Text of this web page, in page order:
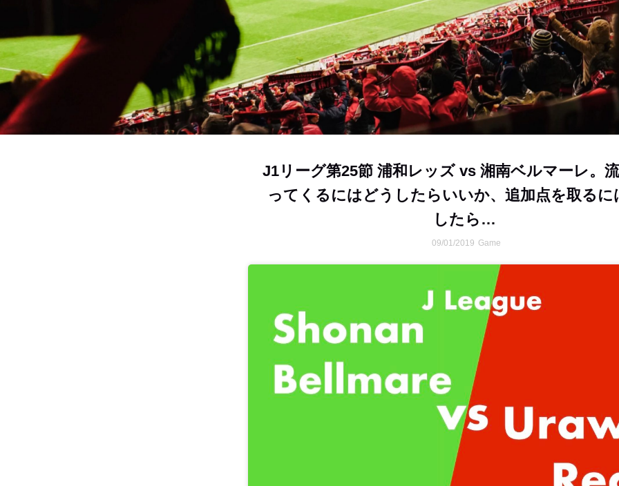
J1リーグ第25節 浦和レッズ vs 湘南ベルマーレ。
ってくるにはどうしたらいいか、追加点を取るに
したら…
09/01/2019 Game